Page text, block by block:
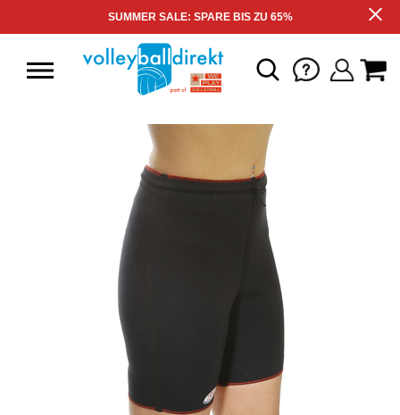
SUMMER SALE: SPARE BIS ZU 65%